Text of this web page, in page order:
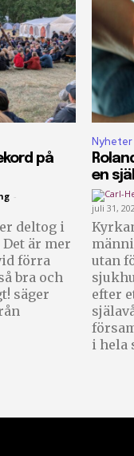
på
-
deltog i
är mer
förra
säger
Nyheter
en
juli 31,
utan
efter
i hela